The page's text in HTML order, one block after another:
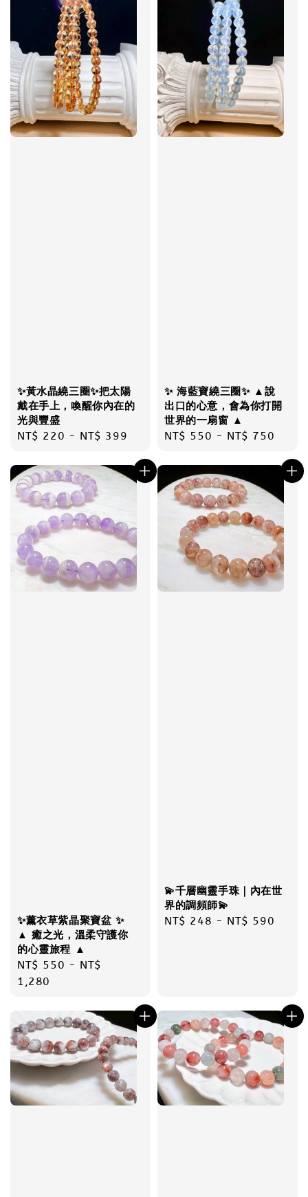
✨黃水晶繞三圈✨把太陽
戴在手上，喚醒你內在的
光與豐盛
Regular
NT$ 220 - NT$ 399
✨ 海藍寶繞三圈✨ ▲說
出口的心意，會為你打開
世界的一扇窗 ▲
Regular
NT$ 550 - NT$ 750
✨薰衣草紫晶聚寶盆 ✨
▲ 癒之光，溫柔守護你
的心靈旅程 ▲
Regular
price
NT$ 550 - NT$
1,280
💫千層幽靈手珠｜內在世
界的調頻師💫
Regular
NT$ 248 - NT$ 590